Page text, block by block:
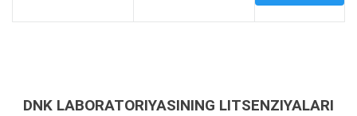
DNK LABORATORIYASINING LITSENZIYALARI